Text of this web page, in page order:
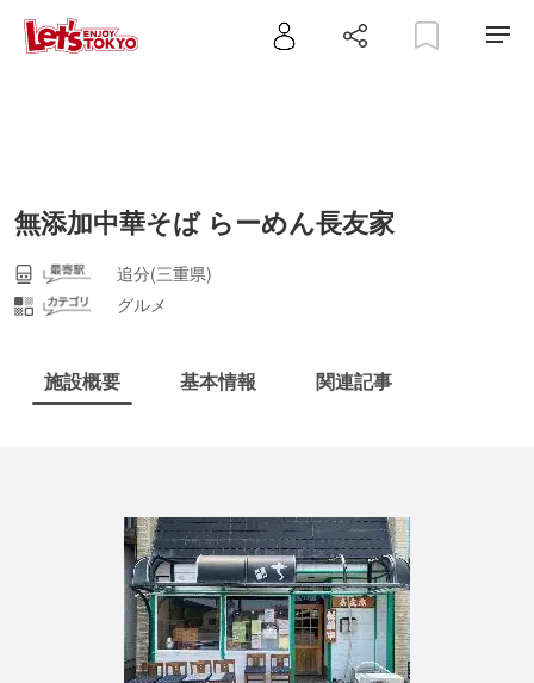
無添加中華そば らーめん長友家
追分(三重県)
グルメ
施設概要 基本情報 関連記事